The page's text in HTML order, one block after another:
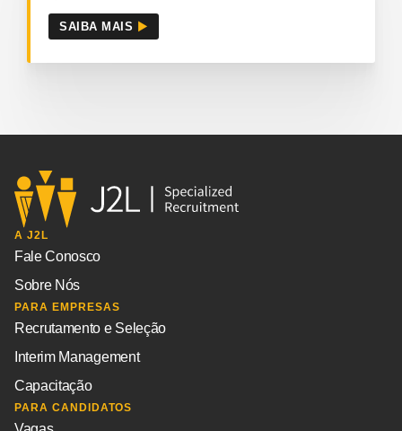
SAIBA MAIS
A J2L
Fale Conosco
Sobre Nós
PARA EMPRESAS
Recrutamento e Seleção
Interim Management
Capacitação
PARA CANDIDATOS